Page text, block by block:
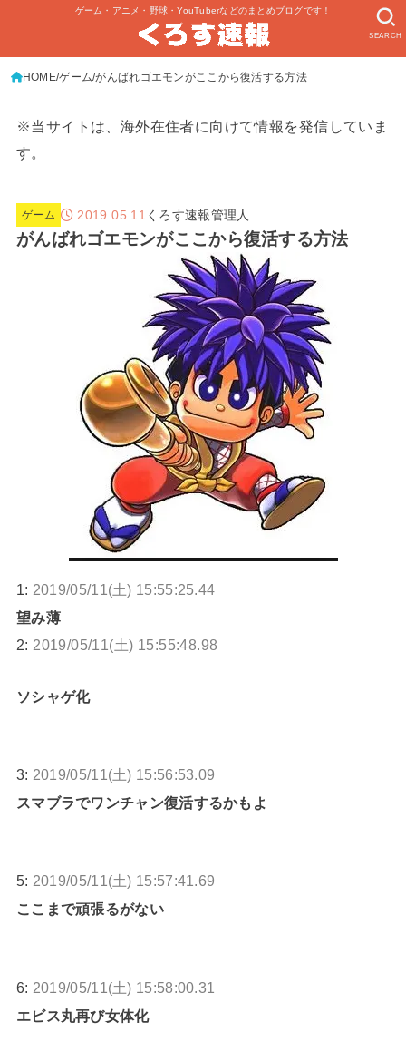
ゲーム・アニメ・野球・YouTuberなどのまとめブログです！
SEARCH
HOME ゲーム がんばれゴエモンがここから復活する方法
※当サイトは、海外在住者に向けて情報を発信していま
す。
ゲーム 2019.05.11 くろす速報管理人
がんばれゴエモンがここから復活する方法
1: 2019/05/11(土) 15:55:25.44
望み薄
2: 2019/05/11(土) 15:55:48.98
ソシャゲ化
3: 2019/05/11(土) 15:56:53.09
スマブラでワンチャン復活するかもよ
5: 2019/05/11(土) 15:57:41.69
ここまで頑張るがない
6: 2019/05/11(土) 15:58:00.31
エビス丸再び女体化